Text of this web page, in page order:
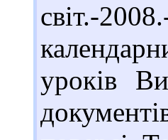
світ.-
уроків